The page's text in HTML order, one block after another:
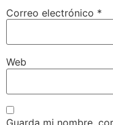
Correo electrónico *
Web
Guarda mi nombre,